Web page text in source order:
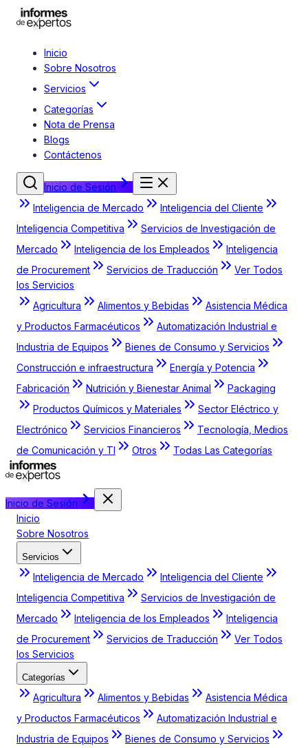
Inicio
Sobre Nosotros
Servicios
Categorías
Nota de Prensa
Blogs
Contáctenos
Inicio de Sesión
Inteligencia de Mercado
Inteligencia del Cliente
Inteligencia Competitiva
Servicios de Investigación de
Mercado
Inteligencia de los Empleados
Inteligencia
de Procurement
Servicios de Traducción
Ver Todos
los Servicios
Agricultura
Alimentos y Bebidas
Asistencia Médica
y Productos Farmacéuticos
Automatización Industrial e
Industria de Equipos
Bienes de Consumo y Servicios
Construcción e infraestructura
Energía y Potencia
Fabricación
Nutrición y Bienestar Animal
Packaging
Productos Químicos y Materiales
Sector Eléctrico y
Electrónico
Servicios Financieros
Tecnología, Medios
de Comunicación y TI
Otros Todas Las Categorías
Inicio de Sesión
Inicio
Sobre Nosotros
Servicios
Inteligencia de Mercado
Inteligencia del Cliente
Inteligencia Competitiva
Servicios de Investigación de
Mercado
Inteligencia de los Empleados
Inteligencia
de Procurement
Servicios de Traducción
Ver Todos
los Servicios
Categorías
Agricultura Alimentos y Bebidas
Asistencia Médica
y Productos Farmacéuticos
Automatización Industrial e
Industria de Equipos
Bienes de Consumo y Servicios